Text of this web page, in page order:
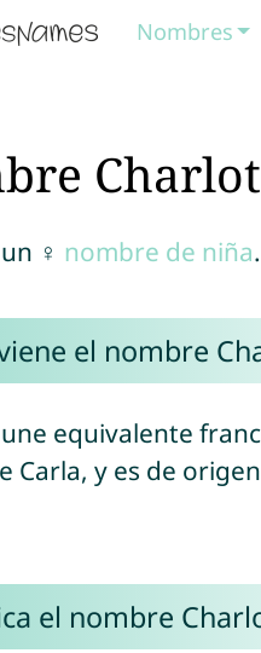
Nombres
♀ nombre de niña.
el nombre
equivalente
Carla, y es de
el nombre